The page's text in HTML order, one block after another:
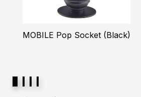
MOBILE Pop Socket (Black)